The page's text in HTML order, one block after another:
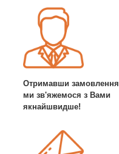
Отримавши замовлення
ми зв'яжемося з Вами
якнайшвидше!